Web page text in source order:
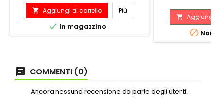
 Aggiungi al carrello Più
 In magazzino
 Aggiungi
 Non
COMMENTI (0)
Ancora nessuna recensione da parte degli utenti.